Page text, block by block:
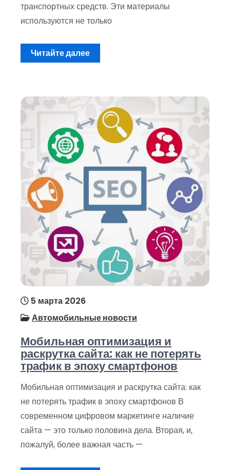
транспортных средств. Эти материалы
используются не только
Читайте далее
5 марта 2026
Автомобильные новости
Мобильная оптимизация и
раскрутка сайта: как не потерять
трафик в эпоху смартфонов
Мобильная оптимизация и раскрутка сайта: как
не потерять трафик в эпоху смартфонов В
современном цифровом маркетинге наличие
сайта — это только половина дела. Вторая, и,
пожалуй, более важная часть —